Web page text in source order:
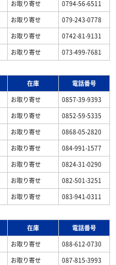
お取り寄せ
0794-56-6511
お取り寄せ
079-243-0778
お取り寄せ
0742-81-9131
お取り寄せ 073-499-7681
在庫
電話番号
お取り寄せ
0857-39-9393
お取り寄せ
0852-59-5335
お取り寄せ
0868-05-2820
お取り寄せ
084-991-1577
お取り寄せ
0824-31-0290
お取り寄せ
082-501-3251
お取り寄せ 083-941-0311
在庫
電話番号
お取り寄せ
088-612-0730
お取り寄せ 087-815-3993